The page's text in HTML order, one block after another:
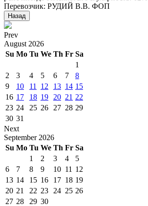
Перевозчик: РУДИЙ В.В. ФОП
Назад
Prev
August 2026
Su Mo Tu We Th Fr Sa
1
2
3 4 5 6 7
8
9
10 11 12 13 14 15
16 17 18 19 20 21 22
23 24 25 26 27 28 29
30 31
Next
September 2026
Su Mo Tu We Th Fr Sa
1
2 3 4
5
6
7 8 9 10 11 12
13 14 15 16 17 18 19
20 21 22 23 24 25 26
27 28 29 30